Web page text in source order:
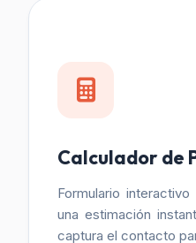
Calculador de
Formulario
una estimación
captura el contacto